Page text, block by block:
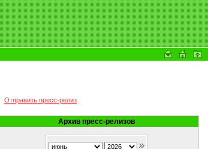
Отправить пресс-релиз
Архив пресс-релизов